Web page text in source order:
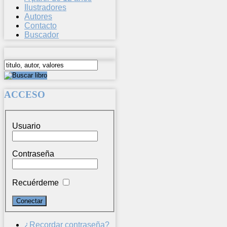
Ilustradores
Autores
Contacto
Buscador
ACCESO
Usuario
Contraseña
Recuérdeme
¿Recordar contraseña?